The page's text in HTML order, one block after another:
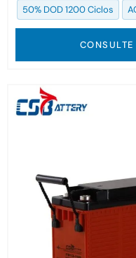
50% DOD 1200 Ciclos